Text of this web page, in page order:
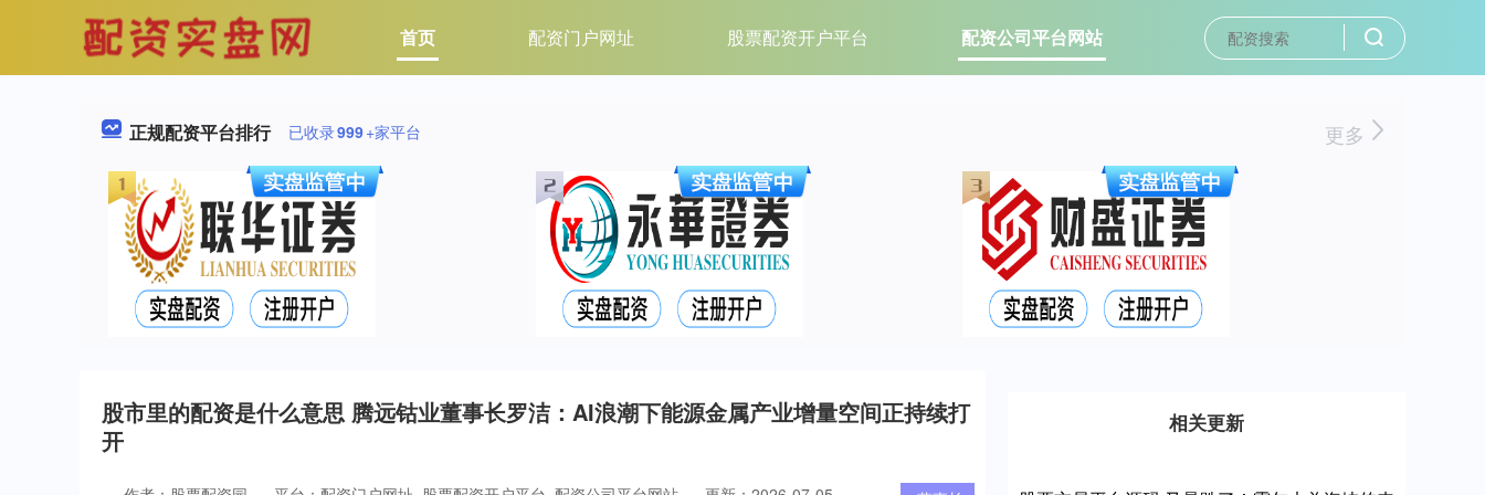
首页 配资门户网址 股票配资开户平台 配资公司平台网站
正规配资平台排行 已收录999+家平台 更多
股市里的配资是什么意思 腾远钴业董事长罗洁：AI浪潮下能源金属产业增量空间正持续打
开
相关更新